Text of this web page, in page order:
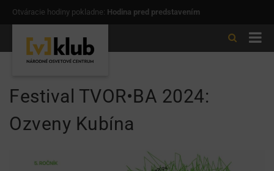
Otváracie hodiny pokladne: Hodina pred predstavením
Festival TVOR•BA 2024:
Ozveny Kubína